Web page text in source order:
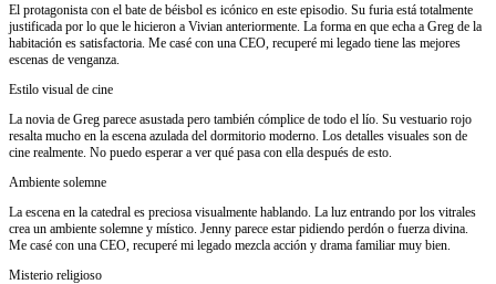
El protagonista con el bate de béisbol es icónico en este episodio. Su furia está totalmente
justificada por lo que le hicieron a Vivian anteriormente. La forma en que echa a Greg de la
habitación es satisfactoria. Me casé con una CEO, recuperé mi legado tiene las mejores
escenas de venganza.
Estilo visual de cine
La novia de Greg parece asustada pero también cómplice de todo el lío. Su vestuario rojo
resalta mucho en la escena azulada del dormitorio moderno. Los detalles visuales son de
cine realmente. No puedo esperar a ver qué pasa con ella después de esto.
Ambiente solemne
La escena en la catedral es preciosa visualmente hablando. La luz entrando por los vitrales
crea un ambiente solemne y místico. Jenny parece estar pidiendo perdón o fuerza divina.
Me casé con una CEO, recuperé mi legado mezcla acción y drama familiar muy bien.
Misterio religioso